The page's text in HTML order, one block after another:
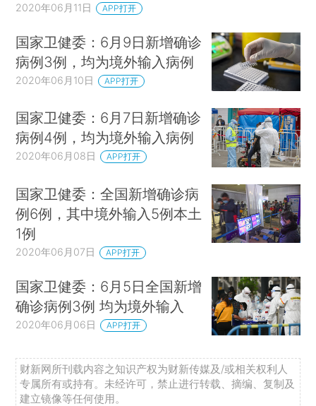
2020年06月11日 APP打开
国家卫健委：6月9日新增确诊
病例3例，均为境外输入病例
2020年06月10日 APP打开
国家卫健委：6月7日新增确诊
病例4例，均为境外输入病例
2020年06月08日 APP打开
国家卫健委：全国新增确诊病
例6例，其中境外输入5例本土
1例
2020年06月07日 APP打开
国家卫健委：6月5日全国新增
确诊病例3例 均为境外输入
2020年06月06日 APP打开
财新网所刊载内容之知识产权为财新传媒及/或相关权利人
专属所有或持有。未经许可，禁止进行转载、摘编、复制及
建立镜像等任何使用。